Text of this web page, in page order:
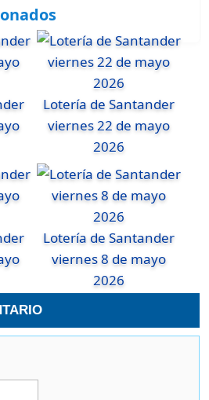
Lotería de Santander
viernes 22 de mayo
2026
Lotería de Santander
viernes 8 de mayo
2026